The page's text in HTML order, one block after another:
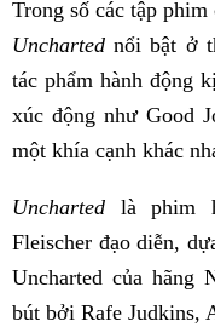
Trong số các tập
Uncharted nổi bật ở
tác phẩm hành động
xúc động như Good
một khía cạnh khác
Uncharted là phim
Fleischer đạo diễn,
Uncharted của hãng
bút bởi Rafe Judkins,